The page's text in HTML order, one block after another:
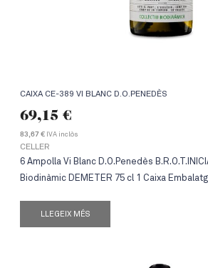
CAIXA CE-389 VI BLANC D.O.PENEDÈS
69,15 €
83,67 € IVA inclòs
CELLER
6 Ampolla Vi Blanc D.O.Penedès
Biodinàmic DEMETER 75 cl 1 Caixa
LLEGEIX MÉS